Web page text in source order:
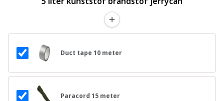
Duct tape 10 meter
Paracord 15 meter